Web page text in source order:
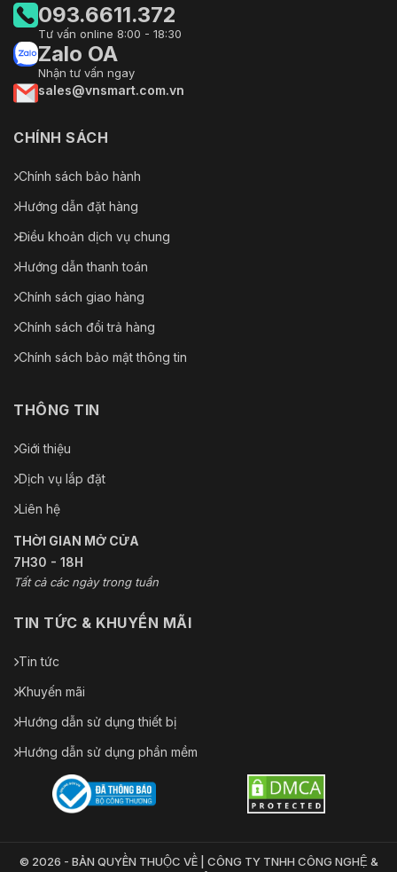
093.6611.372
Tư vấn online 8:00 - 18:30
Zalo OA
Nhận tư vấn ngay
sales@vnsmart.com.vn
CHÍNH SÁCH
Chính sách bảo hành
Hướng dẫn đặt hàng
Điều khoản dịch vụ chung
Hướng dẫn thanh toán
Chính sách giao hàng
Chính sách đổi trả hàng
Chính sách bảo mật thông tin
THÔNG TIN
Giới thiệu
Dịch vụ lắp đặt
Liên hệ
THỜI GIAN MỞ CỬA
7H30 - 18H
Tất cả các ngày trong tuần
TIN TỨC & KHUYẾN MÃI
Tin tức
Khuyến mãi
Hướng dẫn sử dụng thiết bị
Hướng dẫn sử dụng phần mềm
© 2026 - BẢN QUYỀN THUỘC VỀ | CÔNG TY TNHH CÔNG NGHỆ &